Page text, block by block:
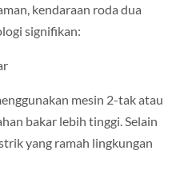
kendaraan roda dua
signifikan:
mesin 2-tak atau
bakar lebih tinggi. Selain
yang ramah lingkungan